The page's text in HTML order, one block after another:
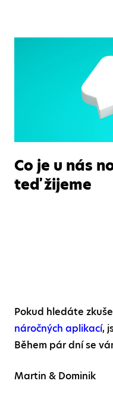
Co je u nás
teď žijeme
Pokud hledáte
náročných aplikací,
Během pár dní se
Martin & Dominik